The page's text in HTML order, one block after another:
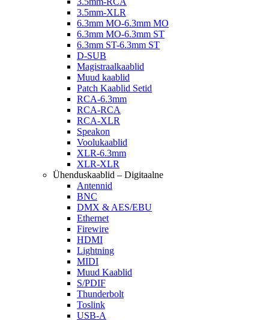
3.5mm-XLR
6.3mm MO-6.3mm MO
6.3mm MO-6.3mm ST
6.3mm ST-6.3mm ST
D-SUB
Magistraalkaablid
Muud kaablid
Patch Kaablid Setid
RCA-6.3mm
RCA-RCA
RCA-XLR
Speakon
Voolukaablid
XLR-6.3mm
XLR-XLR
Ühenduskaablid – Digitaalne
Antennid
BNC
DMX & AES/EBU
Ethernet
Firewire
HDMI
Lightning
MIDI
Muud Kaablid
S/PDIF
Thunderbolt
Toslink
USB-A